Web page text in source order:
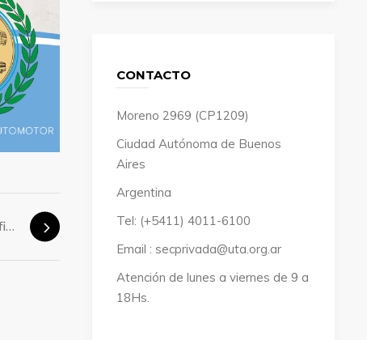
Amplio triunfo del oficialismo de Roberto Fernández en la elección de Delegados Congresales
CONTACTO
Moreno 2969 (CP1209)
Ciudad Autónoma de Buenos
Aires
Argentina
Tel: (+5411) 4011-6100
Email : secprivada@uta.org.ar
Atención de lunes a viernes de 9 a
18Hs.